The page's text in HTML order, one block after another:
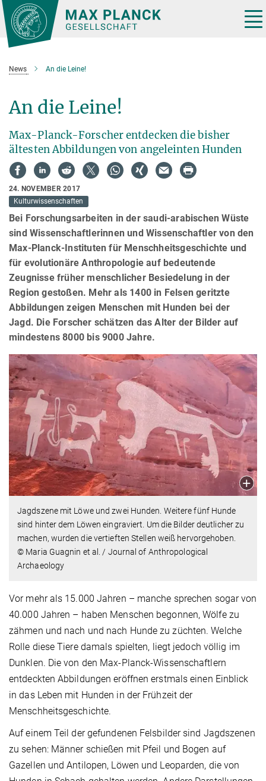
Hauptinhalt
News An die Leine!
An die Leine!
Max-Planck-Forscher entdecken die bisher
ältesten Abbildungen von angeleinten Hunden
24. NOVEMBER 2017
Kulturwissenschaften
Bei Forschungsarbeiten in der saudi-arabischen Wüste
sind Wissenschaftlerinnen und Wissenschaftler von den
Max-Planck-Instituten für Menschheitsgeschichte und
für evolutionäre Anthropologie auf bedeutende
Zeugnisse früher menschlicher Besiedelung in der
Region gestoßen. Mehr als 1400 in Felsen geritzte
Abbildungen zeigen Menschen mit Hunden bei der
Jagd. Die Forscher schätzen das Alter der Bilder auf
mindestens 8000 bis 9000 Jahre.
Jagdszene mit Löwe und zwei Hunden. Weitere fünf Hunde
sind hinter dem Löwen eingraviert. Um die Bilder deutlicher zu
machen, wurden die vertieften Stellen weiß hervorgehoben.
© Maria Guagnin et al. / Journal of Anthropological
Archaeology
Vor mehr als 15.000 Jahren – manche sprechen sogar von
40.000 Jahren – haben Menschen begonnen, Wölfe zu
zähmen und nach und nach Hunde zu züchten. Welche
Rolle diese Tiere damals spielten, liegt jedoch völlig im
Dunklen. Die von den Max-Planck-Wissenschaftlern
entdeckten Abbildungen eröffnen erstmals einen Einblick
in das Leben mit Hunden in der Frühzeit der
Menschheitsgeschichte.
Auf einem Teil der gefundenen Felsbilder sind Jagdszenen
zu sehen: Männer schießen mit Pfeil und Bogen auf
Gazellen und Antilopen, Löwen und Leoparden, die von